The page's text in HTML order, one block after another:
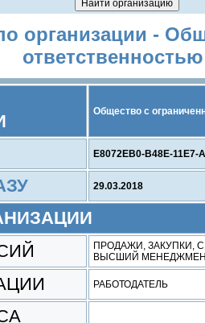
организации -
Общество с
E8072EB0-B48E-11E7-
29.03.2018
ПРОДАЖИ, ЗАКУПКИ,
ВЫСШИЙ
РАБОТОДАТЕЛЬ